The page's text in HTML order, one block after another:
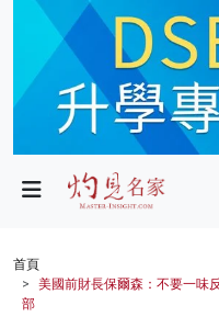
政局
財經
生活
首頁
美國前財長保爾森：不要一味
部